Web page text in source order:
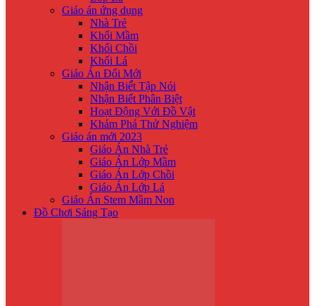
Giáo án ứng dụng
Nhà Trẻ
Khối Mầm
Khối Chồi
Khối Lá
Giáo Án Đổi Mới
Nhận Biế́t Tập Nói
Nhận Biết Phân Biệt
Hoạt Động Với Đồ Vật
Khám Phá Thử Nghiệm
Giáo án mới 2023
Giáo Án Nhà Trẻ
Giáo Án Lớp Mầm
Giáo Án Lớp Chồi
Giáo Án Lớp Lá
Giáo Án Stem Mầm Non
Đồ Chơi Sáng Tạo